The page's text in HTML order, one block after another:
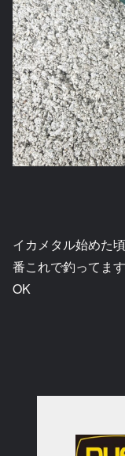
イカメタル始めた
番これで釣ってま
OK